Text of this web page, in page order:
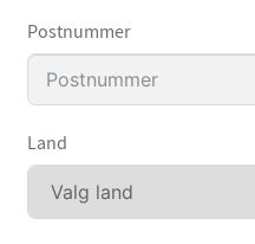
Postnummer
Land